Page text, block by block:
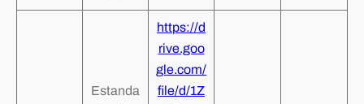
Estanda
https://d
rive.goo
gle.com/
file/d/1Z